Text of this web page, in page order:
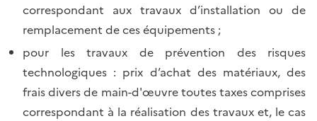
correspondant aux travaux d’installation ou de
remplacement de ces équipements ;
pour les travaux de prévention des risques
technologiques : prix d’achat des matériaux, des
frais divers de main-d'œuvre toutes taxes comprises
correspondant à la réalisation des travaux et, le cas